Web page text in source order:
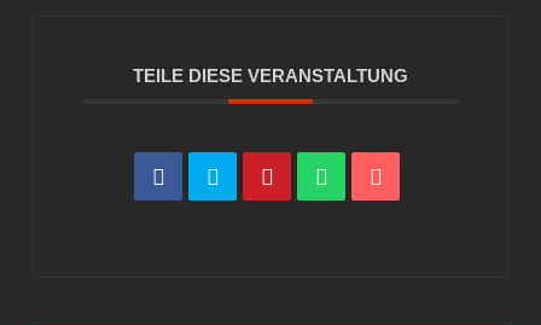
TEILE DIESE VERANSTALTUNG